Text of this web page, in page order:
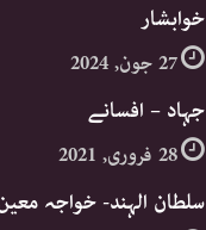
خوابشار
27 جون, 2024
جہاد – افسانے
28 فروری, 2021
سلطان الہند- خواجہ